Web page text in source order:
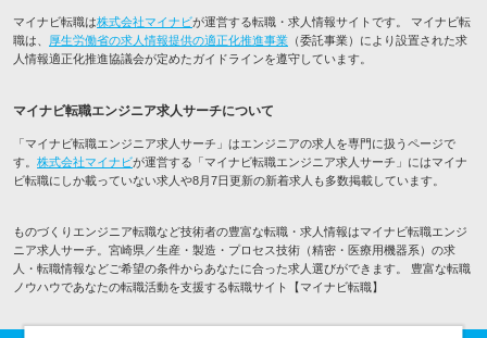
マイナビ転職は株式会社マイナビが運営する転職・求人情報サイトです。 マイナビ転
職は、 厚生労働省の求人情報提供の適正化推進事業 （委託事業）により設置された求
人情報適正化推進協議会が定めたガイドラインを遵守しています。
マイナビ転職エンジニア求人サーチについて
「マイナビ転職エンジニア求人サーチ」はエンジニアの求人を専門に扱うページで
す。 株式会社マイナビが運営する「マイナビ転職エンジニア求人サーチ」にはマイナ
ビ転職にしか載っていない求人や8月7日更新の新着求人も多数掲載しています。
ものづくりエンジニア転職など技術者の豊富な転職・求人情報はマイナビ転職エンジ
ニア求人サーチ。宮崎県／生産・製造・プロセス技術（精密・医療用機器系）の求
人・転職情報などご希望の条件からあなたに合った求人選びができます。 豊富な転職
ノウハウであなたの転職活動を支援する転職サイト【マイナビ転職】